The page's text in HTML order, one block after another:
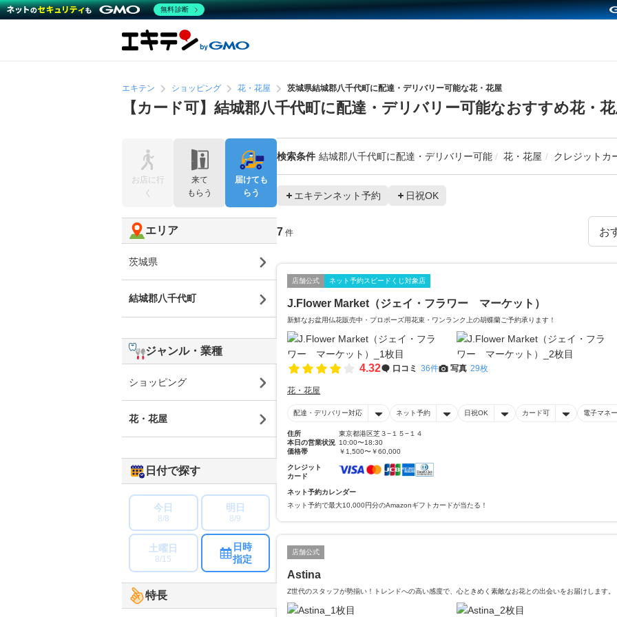
エキテン ショッピング 花・花屋 茨城県結城郡八千代町に配達・デリバリー可能な花・花屋
【カード可】結城郡八千代町に配達・デリバリー可能なおすすめ花・
検索条件 結城郡八千代町に配達・デリバリー可能 花・花屋 クレジットカ
エキテンネット予約 日祝OK
7 件
店舗公式 ネット予約スピードくじ対象店
J.Flower Market（ジェイ・フラワー マーケット）
新鮮なお盆用仏花販売中・プロポーズ用花束・ワンランク上の胡蝶蘭ご予約承ります！
4.32 口コミ 36件 写真 29枚
花・花屋
配達・デリバリー対応 ネット予約 日祝OK カード可 電子マネ
住所
東京都港区芝３−１５−１４
本日の営業状況 10:00〜18:30
価格帯
￥1,500〜￥60,000
クレジット
カード
ネット予約カレンダー
ネット予約で最大10,000円分のAmazonギフトカードが当たる！
店舗公式
Astina
Z世代のスタッフが勢揃い！トレンドへの高い感度で、心ときめく素敵なお花との出会いをお届けします。
お店に行
く
来て
もらう
届けても
らう
エリア
茨城県
結城郡八千代町
ジャンル・業種
ショッピング
花・花屋
日付で探す
今日
8/8
明日
8/9
土曜日
8/15
日時
指定
特長
無料診断